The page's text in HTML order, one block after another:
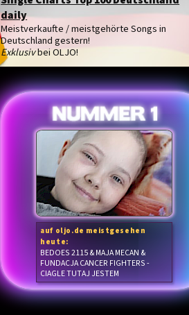
daily
Meistverkaufte / meistgehörte Songs in
Deutschland gestern!
Exklusivbei OLJO!
auf oljo.de meistgesehen
heute:
BEDOES 2115 & MAJA MECAN &
FUNDACJA CANCER FIGHTERS -
CIAGLE TUTAJ JESTEM